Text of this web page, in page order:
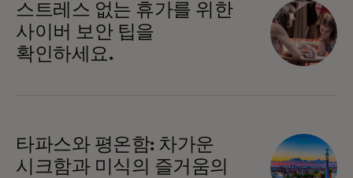
스트레스 없는 휴가를 위한
사이버 보안 팁을
확인하세요.
타파스와 평온함: 차가운
시크함과 미식의 즐거움의